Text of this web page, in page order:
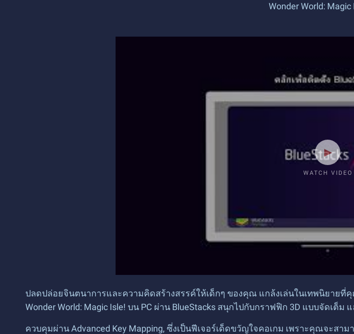
Wonder World: Magic
WATCH VIDEO
ปลดปล่อยจินตนาการและความคิดสร้างสรรค์ให้เด็กๆ ของคุณ แกล้งเล่นในเทพนิยายที่
Wonder World: Magic Isle! บน PC ผ่าน BlueStacks สนุกไปกับกราฟฟิก 3D แบบจัดเต็
ควบคุมผ่าน Advanced Key Mapping, ซึ่งเป็นฟีเจอร์เด็ดขวัญใจคอเกม เพราะคุณจะส